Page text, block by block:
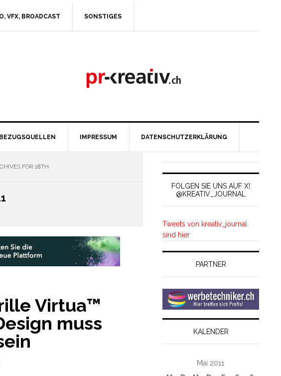
VFX, BROADCAST SONSTIGES
BEZUGSQUELLEN IMPRESSUM DATENSCHUTZERKLÄRUNG
FOR 18TH
Virtua™
muss
FOLGEN SIE UNS AUF X!
@KREATIV_JOURNAL
Tweets von kreativ_journal
sind hier
PARTNER
KALENDER
Mai 2011